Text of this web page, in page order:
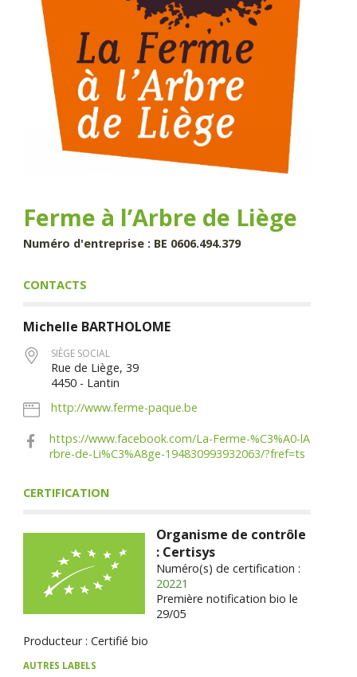
Ferme à l’Arbre de Liège
Numéro d'entreprise : BE 0606.494.379
CONTACTS
Michelle BARTHOLOME
SIÈGE SOCIAL
Rue de Liège, 39
4450 - Lantin
http://www.ferme-paque.be
https://www.facebook.com/La-Ferme-%C3%A0-lA
rbre-de-Li%C3%A8ge-194830993932063/?fref=ts
CERTIFICATION
Organisme de contrôle
: Certisys
Numéro(s) de certification :
20221
Première notification bio le
29/05
Producteur : Certifié bio
AUTRES LABELS